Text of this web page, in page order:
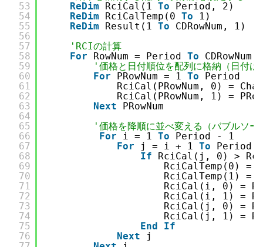
53
54
55
56
57
58
59
60
61
62
63
64
65
66
67
68
69
70
71
72
73
74
75
76
ReDim
RciCal(1 To
Period, 2)
ReDim
RciCalTemp(0 To
1)
ReDim
Result(1 To
CDRowNum, 1)
'RCIの計算
For
RowNum = Period To
CDRowNum
'価格と日付順位を配列に格納（日付
For
PRowNum = 1 To
Period
RciCal(PRowNum, 0) =
RciCal(PRowNum, 1) =
Next
PRowNum
'価格を降順に並べ変える（バブルソー
For
i = 1 To
Period - 1
For
j = i + 1 To
Period
If
RciCal(j, 0) >
RciCalTemp(0)
RciCalTemp(1)
RciCal(i, 0) =
RciCal(i, 1) =
RciCal(j, 0) =
RciCal(j, 1) =
End
If
Next
j